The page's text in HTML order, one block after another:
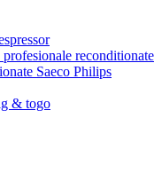
profesionale reconditionate
Saeco Philips
& togo